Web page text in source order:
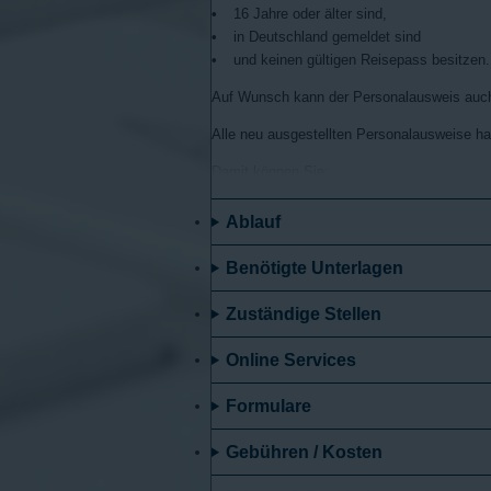
16 Jahre oder älter sind,
in Deutschland gemeldet sind
und keinen gültigen Reisepass besitzen.
Auf Wunsch kann der Personalausweis
Alle neu ausgestellten Personalausweise
Den Ausweis als offizielles Dokument
Elektronisch unterschreiben.
Den Online-Ausweis können Sie ab Ihrem
Sie müssen Ihren Personalausweis vor
Ihr Foto nicht mehr eindeutig für
Ausnahme: Ändert sich nur Ihre Adresse
In allen Ländern der Europäischen Union
Ablauf
Benötigte Unterlagen
Zuständige Stellen
Online Services
Formulare
Gebühren / Kosten